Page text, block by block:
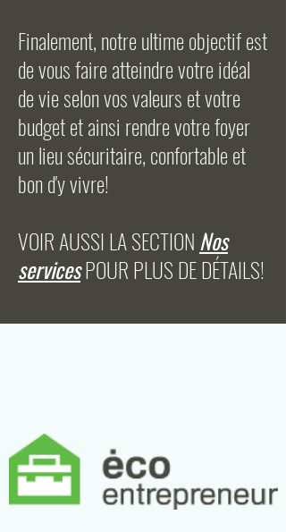
Finalement, notre ultime objectif est
de vous faire atteindre votre idéal
de vie selon vos valeurs et votre
budget et ainsi rendre votre foyer
un lieu sécuritaire, confortable et
bon d'y vivre!
VOIR AUSSI LA SECTION Nos
servicesPOUR PLUS DE DÉTAILS!